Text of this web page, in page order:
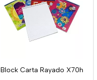
Block Carta Rayado X70h